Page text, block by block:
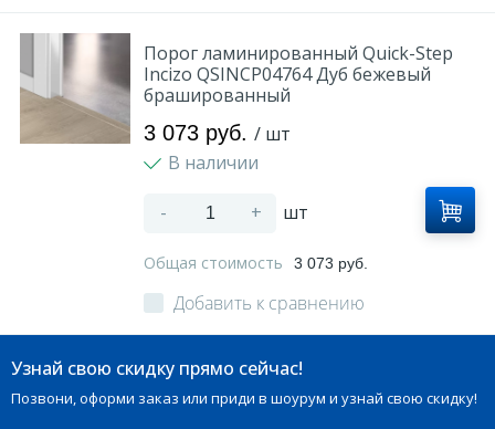
Порог ламинированный Quick-Step
Incizo QSINCP04764 Дуб бежевый
брашированный
3 073 руб. / шт
В наличии
- + шт
Общая стоимость 3 073 руб.
Добавить к сравнению
Узнай свою скидку прямо сейчас!
Позвони, оформи заказ или приди в шоурум и узнай свою скидку!